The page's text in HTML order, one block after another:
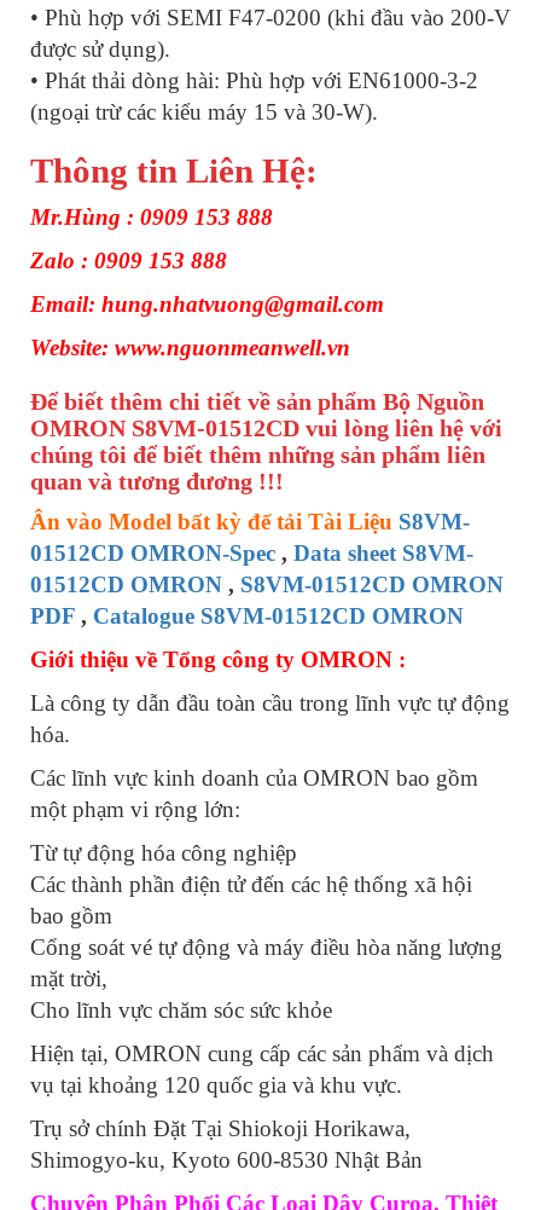
• Phù hợp với SEMI F47-0200 (khi đầu vào 200-V
được sử dụng).
• Phát thải dòng hài: Phù hợp với EN61000-3-2
(ngoại trừ các kiểu máy 15 và 30-W).
Thông tin Liên Hệ:
Mr.Hùng : 0909 153 888
Zalo : 0909 153 888
Email: hung.nhatvuong@gmail.com
Website: www.nguonmeanwell.vn
Để biết thêm chi tiết về sản phẩm Bộ Nguồn
OMRON S8VM-01512CD vui lòng liên hệ với
chúng tôi để biết thêm những sản phẩm liên
quan và tương đương !!!
Ân vào Model bất kỳ để tải Tài Liệu S8VM-
01512CD OMRON-Spec , Data sheet S8VM-
01512CD OMRON , S8VM-01512CD OMRON
PDF , Catalogue S8VM-01512CD OMRON
Giới thiệu về Tổng công ty OMRON :
Là công ty dẫn đầu toàn cầu trong lĩnh vực tự động
hóa.
Các lĩnh vực kinh doanh của OMRON bao gồm
một phạm vi rộng lớn:
Từ tự động hóa công nghiệp
Các thành phần điện tử đến các hệ thống xã hội
bao gồm
Cổng soát vé tự động và máy điều hòa năng lượng
mặt trời,
Cho lĩnh vực chăm sóc sức khỏe
Hiện tại, OMRON cung cấp các sản phẩm và dịch
vụ tại khoảng 120 quốc gia và khu vực.
Trụ sở chính Đặt Tại Shiokoji Horikawa,
Shimogyo-ku, Kyoto 600-8530 Nhật Bản
Chuyên Phân Phối Các Loại Dây Curoa, Thiệt